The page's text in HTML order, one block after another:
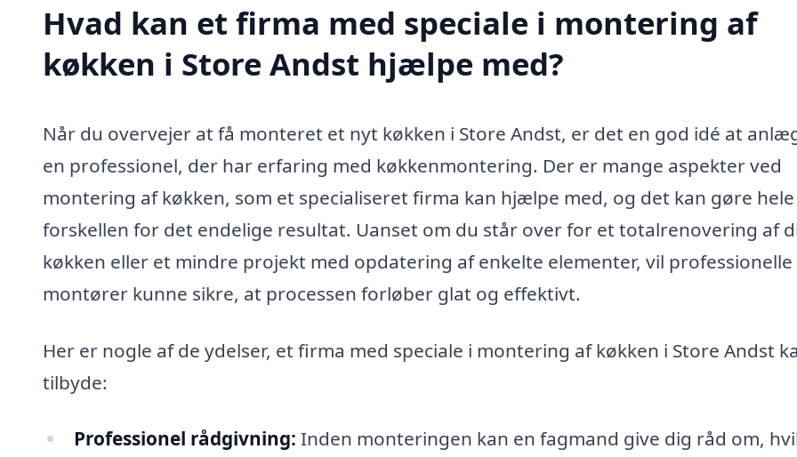
Hvad kan et firma med speciale i montering af
køkken i Store Andst hjælpe med?
Når du overvejer at få monteret et nyt køkken i Store Andst, er det en god idé at
en professionel, der har erfaring med køkkenmontering. Der er mange aspekter ved
montering af køkken, som et specialiseret firma kan hjælpe med, og det kan gøre hele
forskellen for det endelige resultat. Uanset om du står over for et totalrenovering af
køkken eller et mindre projekt med opdatering af enkelte elementer, vil professionelle
montører kunne sikre, at processen forløber glat og effektivt.
Her er nogle af de ydelser, et firma med speciale i montering af køkken i Store Andst
tilbyde:
Professionel rådgivning: Inden monteringen kan en fagmand give dig råd om,